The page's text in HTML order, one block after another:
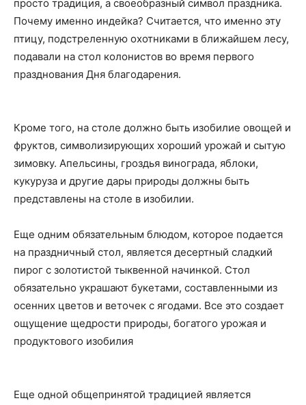
просто традиция, а своеобразный символ праздника.
Почему именно индейка? Считается, что именно эту
птицу, подстреленную охотниками в ближайшем лесу,
подавали на стол колонистов во время первого
празднования Дня благодарения.
Кроме того, на столе должно быть изобилие овощей и
фруктов, символизирующих хороший урожай и сытую
зимовку. Апельсины, гроздья винограда, яблоки,
кукуруза и другие дары природы должны быть
представлены на столе в изобилии.
Еще одним обязательным блюдом, которое подается
на праздничный стол, является десертный сладкий
пирог с золотистой тыквенной начинкой. Стол
обязательно украшают букетами, составленными из
осенних цветов и веточек с ягодами. Все это создает
ощущение щедрости природы, богатого урожая и
продуктового изобилия
Еще одной общепринятой традицией является